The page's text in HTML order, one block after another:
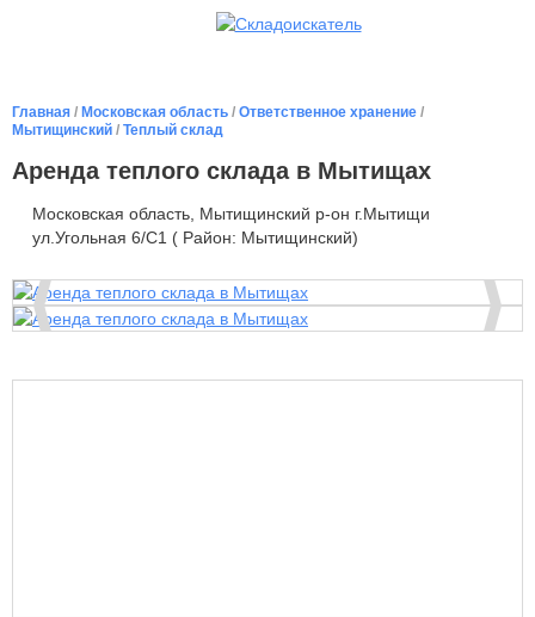
Главная / Московская область / Ответственное хранение /
Мытищинский / Теплый склад
Аренда теплого склада в Мытищах
Московская область, Мытищинский р-он г.Мытищи
ул.Угольная 6/С1 ( Район: Мытищинский)